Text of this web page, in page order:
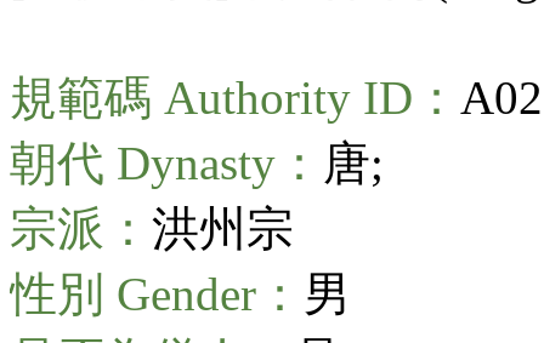
規範碼 Authority ID：
朝代 Dynasty： 唐;
宗派： 洪州宗
性別 Gender： 男